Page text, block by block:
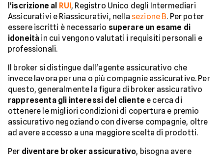
l'iscrizione al RUI, Registro Unico degli Intermediari
Assicurativi e Riassicurativi, nella sezione B. Per poter
essere iscritti è necessario superare un esame di
idoneità in cui vengono valutati i requisiti personali e
professionali.
Il broker si distingue dall'agente assicurativo che
invece lavora per una o più compagnie assicurative. Per
questo, generalmente la figura di broker assicurativo
rappresenta gli interessi del cliente e cerca di
ottenere le migliori condizioni di copertura e premio
assicurativo negoziando con diverse compagnie, oltre
ad avere accesso a una maggiore scelta di prodotti.
Per diventare broker assicurativo, bisogna avere